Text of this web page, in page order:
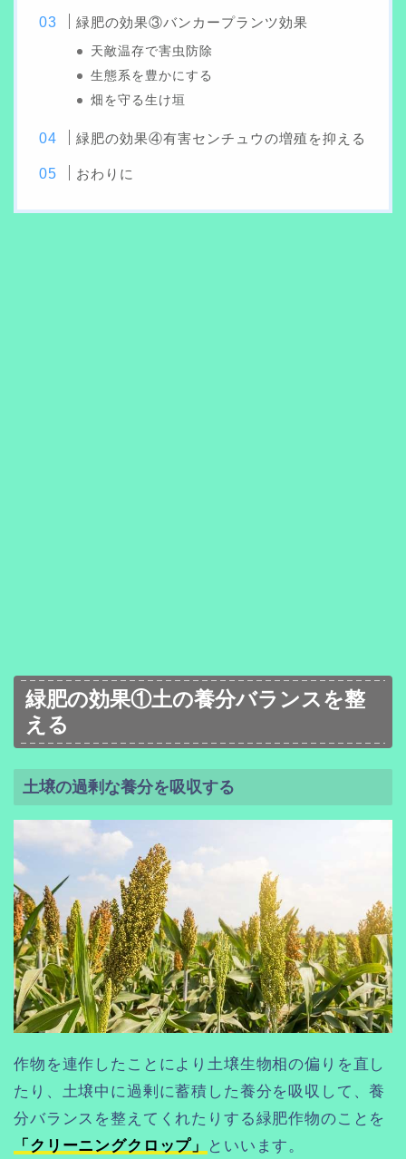
緑肥の効果③バンカープランツ効果
天敵温存で害虫防除
生態系を豊かにする
畑を守る生け垣
緑肥の効果④有害センチュウの増殖を抑える
おわりに
緑肥の効果①土の養分バランスを整
える
土壌の過剰な養分を吸収する
作物を連作したことにより土壌生物相の偏りを直し
たり、土壌中に過剰に蓄積した養分を吸収して、養
分バランスを整えてくれたりする緑肥作物のことを
「クリーニングクロップ」
といいます。